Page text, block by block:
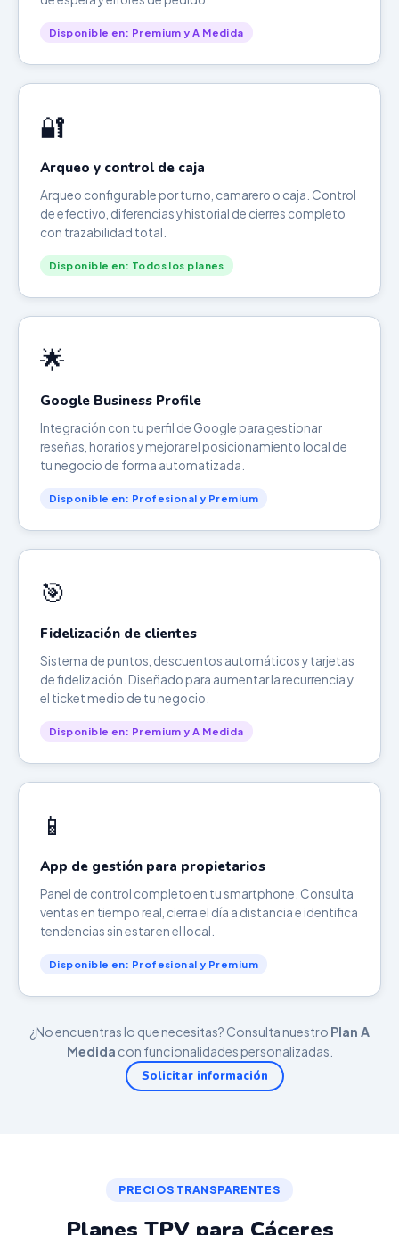
Disponible en: Premium y A Medida
🔐
Arqueo y control de caja
Arqueo configurable por turno, camarero o caja. Control
de efectivo, diferencias y historial de cierres completo
con trazabilidad total.
Disponible en: Todos los planes
🌟
Google Business Profile
Integración con tu perfil de Google para gestionar
reseñas, horarios y mejorar el posicionamiento local de
tu negocio de forma automatizada.
Disponible en: Profesional y Premium
🎯
Fidelización de clientes
Sistema de puntos, descuentos automáticos y tarjetas
de fidelización. Diseñado para aumentar la recurrencia y
el ticket medio de tu negocio.
Disponible en: Premium y A Medida
📱
App de gestión para propietarios
Panel de control completo en tu smartphone. Consulta
ventas en tiempo real, cierra el día a distancia e identifica
tendencias sin estar en el local.
Disponible en: Profesional y Premium
¿No encuentras lo que necesitas? Consulta nuestro Plan A
Medida con funcionalidades personalizadas.
Solicitar información
PRECIOS TRANSPARENTES